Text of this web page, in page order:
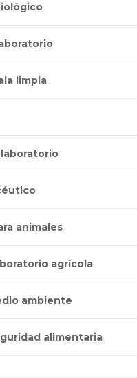
limpia
animales
agrícola
ambiente
alimentaria